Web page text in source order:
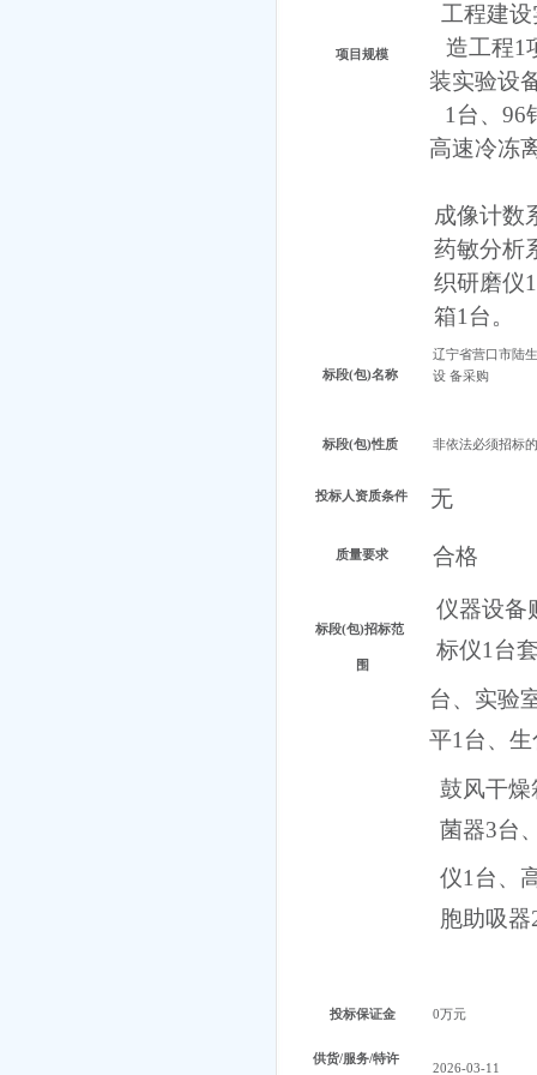
项目规模
工程建
造工程1
装实验设
1台、96
高速冷冻
成像计数
药敏分析
织研磨仪
箱1台。
标段(包)名称
辽宁省营口市陆
设 备采购
标段(包)性质 非依法必须招标
投标人资质条件 无
质量要求 合格
标段(包)招标范
围
仪器设备
标仪1台
台、实验
平1台、
鼓风干燥
菌器3台
仪1台、
胞助吸
投标保证金 0万元
供货/服务/特许
2026-03-11